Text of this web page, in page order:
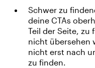
Schwer zu
deine CTAs
Teil der Seite, zu
nicht übersehen
nicht erst nach
zu finden.